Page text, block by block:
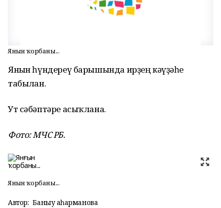
Янғын ҡорбаны...
Янғын һүндереү барышында ирҙең кәүҙәһе
табылған.
Ут сәбәптәре асыҡлана.
Фото: МЧС РБ.
Янғын ҡорбаны...
Автор: Баныу Ҡаһарманова